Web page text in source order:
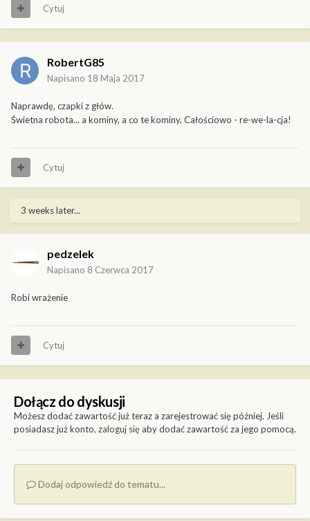
Cytuj
RobertG85
Napisano 18 Maja 2017
Naprawdę, czapki z głów.
Świetna robota... a kominy, a co te kominy. Całościowo - re-we-la-cja!
Cytuj
3 weeks later...
pedzelek
Napisano 8 Czerwca 2017
Robi wrażenie
Cytuj
Dołącz do dyskusji
Możesz dodać zawartość już teraz a zarejestrować się później. Jeśli
posiadasz już konto, zaloguj sięaby dodać zawartość za jego pomocą.
Dodaj odpowiedź do tematu...